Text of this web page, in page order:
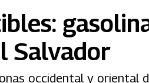
Salvador
occidental y oriental